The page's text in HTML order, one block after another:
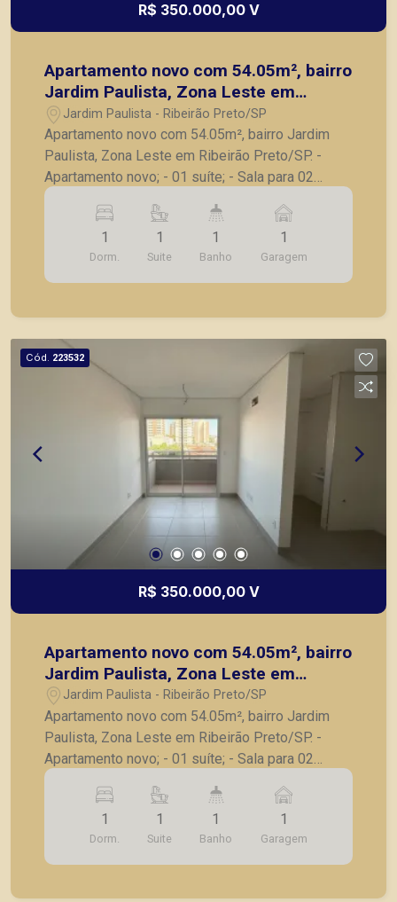
R$ 350.000,00 V
Apartamento novo com 54.05m², bairro
Jardim Paulista, Zona Leste em
Ribeirão Preto/SP.
Jardim Paulista - Ribeirão Preto/SP
Apartamento novo com 54.05m², bairro Jardim
Paulista, Zona Leste em Ribeirão Preto/SP. -
Apartamento novo; - 01 suíte; - Sala para 02
ambientes; - Sacada; - Cozinha; - Área de serviço;
- Laje técnica; - 01 vaga de garagem. A Piramid
tem como objetivo atender seus clientes com
agilidade e segurança, em locação, vendas de
imóveis prontos, usados ou mesmo nos
1
Dorm.
1
Suite
1
Banho
1
Garagem
Cód. 223532
R$ 350.000,00 V
Apartamento novo com 54.05m², bairro
Jardim Paulista, Zona Leste em
Ribeirão Preto/SP.
Jardim Paulista - Ribeirão Preto/SP
Apartamento novo com 54.05m², bairro Jardim
Paulista, Zona Leste em Ribeirão Preto/SP. -
Apartamento novo; - 01 suíte; - Sala para 02
ambientes; - Sacada; - Cozinha; - Área de serviço;
- Laje técnica; - 01 Vaga de garagem. A Piramid
tem como objetivo atender seus clientes com
agilidade e segurança, em locação, vendas de
imóveis prontos, usados ou mesmo nos
1
Dorm.
1
Suite
1
Banho
1
Garagem